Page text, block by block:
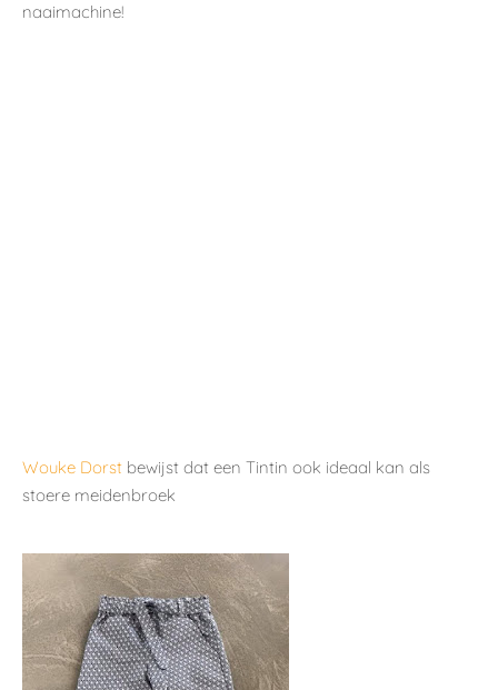
naaimachine!
Wouke Dorst bewijst dat een Tintin ook ideaal kan als
stoere meidenbroek